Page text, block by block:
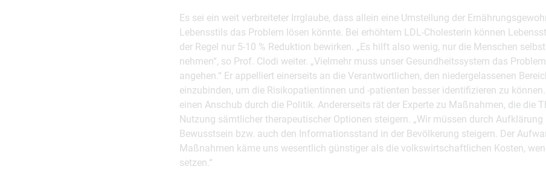
Es sei ein weit verbreiteter Irrglaube, dass allein eine Umstellung der
Lebensstils das Problem lösen könnte. Bei erhöhtem LDL-Cholesterin können
der Regel nur 5-10 % Reduktion bewirken. „Es hilft also wenig, nur die Menschen
nehmen“, so Prof. Clodi weiter. „Vielmehr muss unser Gesundheitssystem das
angehen.“ Er appelliert einerseits an die Verantwortlichen, den niedergelassenen
einzubinden, um die Risikopatientinnen und -patienten besser identifizieren zu
einen Anschub durch die Politik. Andererseits rät der Experte zu Maßnahmen, die die
Nutzung sämtlicher therapeutischer Optionen steigern. „Wir müssen durch
Bewusstsein bzw. auch den Informationsstand in der Bevölkerung steigern. Der
Maßnahmen käme uns wesentlich günstiger als die volkswirtschaftlichen Kosten,
setzen.“